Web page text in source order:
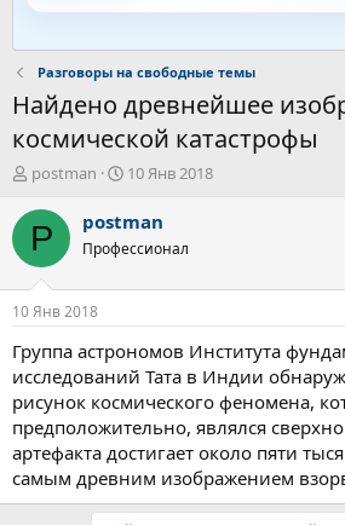
Разговоры на свободные темы
Найдено древнейшее
космической катастрофы
А
т
о
т
е
м
ы
postman
Д
т
н
а
л
а
10 Янв 2018
P postman
Профессионал
10 Янв 2018
Группа астрономов Института
исследований Тата в Индии
рисунок космического феномена,
предположительно, являлся
артефакта достигает около пяти
самым древним изображением